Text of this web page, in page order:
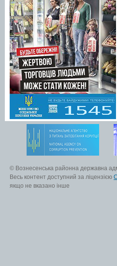
© Вознесенська районна державна
Весь контент доступний за ліцензією
якщо не вказано інше